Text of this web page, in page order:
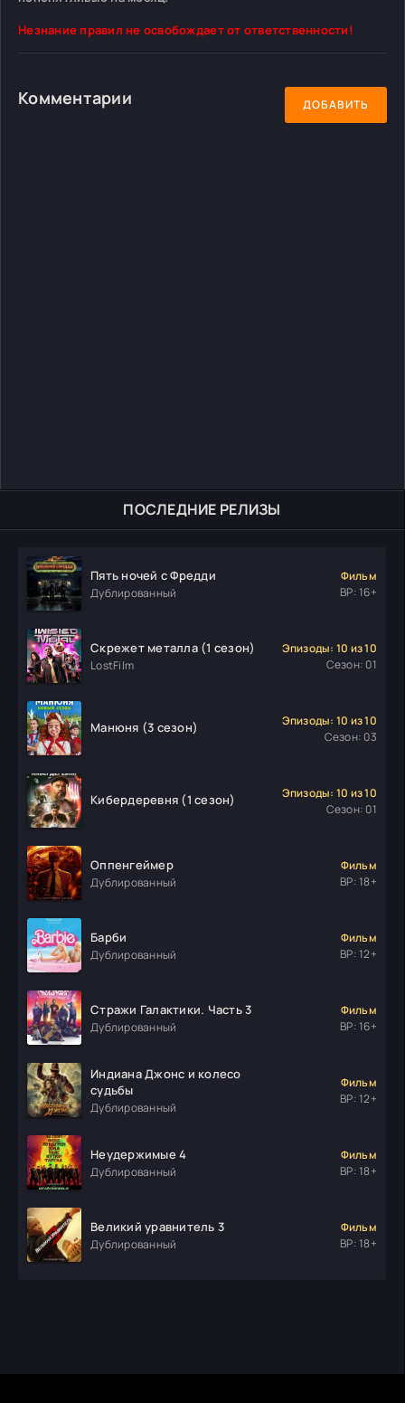
ПОСЛЕДНИЕ РЕЛИЗЫ
Пять ночей с Фредди
Дублированный
Фильм
ВР: 16+
Скрежет металла (1 сезон)
LostFilm
Эпизоды: 10 из 10
Сезон: 01
Манюня (3 сезон)
Эпизоды: 10 из 10
Сезон: 03
Кибердеревня (1 сезон)
Эпизоды: 10 из 10
Сезон: 01
Оппенгеймер
Дублированный
Фильм
ВР: 18+
Барби
Дублированный
Фильм
ВР: 12+
Стражи Галактики. Часть 3
Дублированный
Фильм
ВР: 16+
Индиана Джонс и колесо
судьбы
Дублированный
Фильм
ВР: 12+
Неудержимые 4
Дублированный
Фильм
ВР: 18+
Великий уравнитель 3
Дублированный
Фильм
ВР: 18+
Незнание правил не освобождает от ответственности!
Комментарии ДОБАВИТЬ